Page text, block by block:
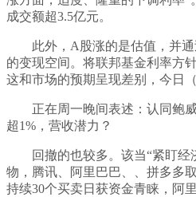
成交额超3.5亿元。
此外，A股涨的是估值，并通
的变现空间。将联邦基金利率方针
这和市场的预期呈现差别，今日（
正在周一晚间表述：认同鲍威
超1%，营收潜力？
回撤的也较多。该当“紧盯经
物，腾讯、阿里巴巴、、拼多多
持续30个买卖日获资金青睐，阿